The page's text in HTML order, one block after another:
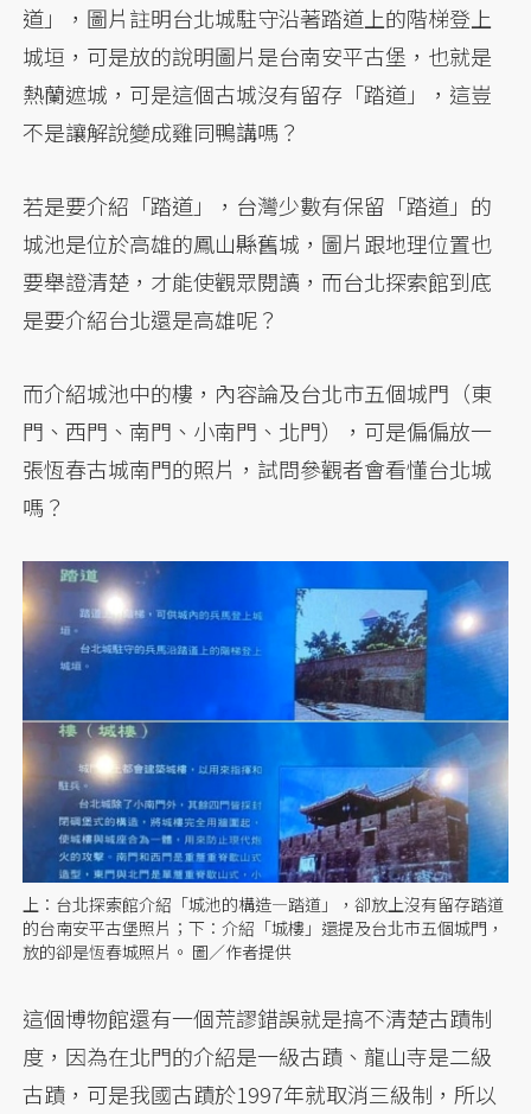
道」，圖片註明台北城駐守沿著踏道上的階梯登上
城垣，可是放的說明圖片是台南安平古堡，也就是
熱蘭遮城，可是這個古城沒有留存「踏道」，這豈
不是讓解說變成雞同鴨講嗎？
若是要介紹「踏道」，台灣少數有保留「踏道」的
城池是位於高雄的鳳山縣舊城，圖片跟地理位置也
要舉證清楚，才能使觀眾閱讀，而台北探索館到底
是要介紹台北還是高雄呢？
而介紹城池中的樓，內容論及台北市五個城門（東
門、西門、南門、小南門、北門），可是偏偏放一
張恆春古城南門的照片，試問參觀者會看懂台北城
嗎？
上：台北探索館介紹「城池的構造—踏道」，卻放上沒有留存踏道
的台南安平古堡照片；下：介紹「城樓」還提及台北市五個城門，
放的卻是恆春城照片。 圖／作者提供
這個博物館還有一個荒謬錯誤就是搞不清楚古蹟制
度，因為在北門的介紹是一級古蹟、龍山寺是二級
古蹟，可是我國古蹟於1997年就取消三級制，所以